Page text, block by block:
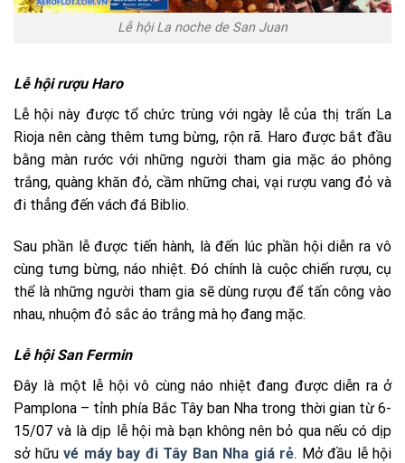
Lễ hội La noche de San Juan
Lễ hội rượu Haro
Lễ hội này được tổ chức trùng với ngày lễ của thị trấn La
Rioja nên càng thêm tưng bừng, rộn rã. Haro được bắt đầu
bằng màn rước với những người tham gia mặc áo phông
trắng, quàng khăn đỏ, cầm những chai, vại rượu vang đỏ và
đi thẳng đến vách đá Biblio.
Sau phần lễ được tiến hành, là đến lúc phần hội diễn ra vô
cùng tưng bừng, náo nhiệt. Đó chính là cuộc chiến rượu, cụ
thể là những người tham gia sẽ dùng rượu để tấn công vào
nhau, nhuộm đỏ sắc áo trắng mà họ đang mặc.
Lễ hội San Fermin
Đây là một lễ hội vô cùng náo nhiệt đang được diễn ra ở
Pamplona – tỉnh phía Bắc Tây ban Nha trong thời gian từ 6-
15/07 và là dịp lễ hội mà bạn không nên bỏ qua nếu có dịp
sở hữu vé máy bay đi Tây Ban Nha giá rẻ. Mở đầu lễ hội